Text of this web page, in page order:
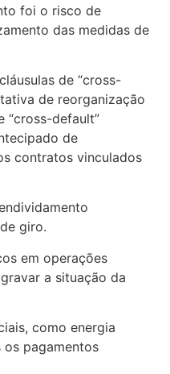
foi o risco de
das medidas de
de “cross-
de reorganização
“cross-default”
de
contratos vinculados
giro.
em operações
a situação da
como energia
pagamentos